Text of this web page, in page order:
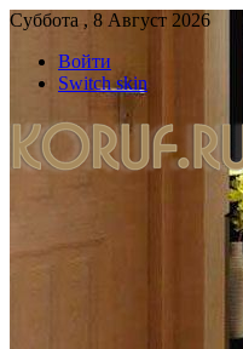
Суббота , 8 Август 2026
Войти
Switch skin